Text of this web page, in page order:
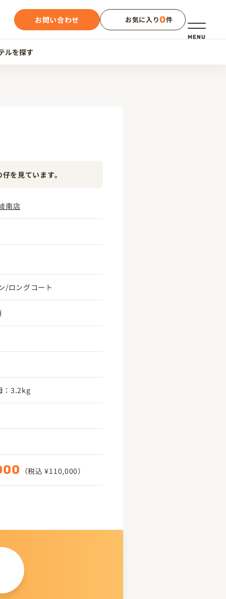
メニュー
MENU
お問い合わせ お気に入り0件
ルを探す
を見ています。
南店
/ロングコート
：3.2kg
（税込 ¥110,000）